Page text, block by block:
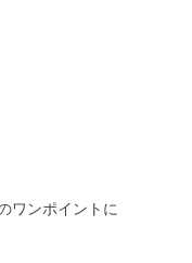
ワンポイントに